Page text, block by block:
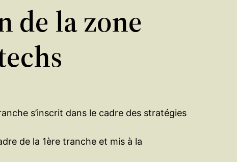
de la zone
s’inscrit dans le cadre des stratégies
de la 1ère tranche et mis à la